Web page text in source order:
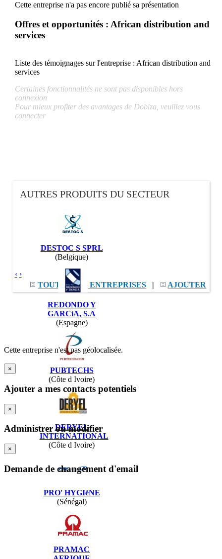
Cette entreprise n'a pas encore publié sa présentation
Offres et opportunités : African distribution and
services
Liste des témoignages sur l'entreprise : African distribution and
services
Certaines fonctionnalités ne sont pas disponibles hors
connexion
Pour mieux profiter des avantages de Dobiza, veuillez vous
connecter
AUTRES PRODUITS DU SECTEUR
DESTOC S SPRL
(Belgique)
REDONDO Y
GARCíA, S.A
(Espagne)
PUBTECHS
(Côte d Ivoire)
DERYEL
INTERNATIONAL
(Côte d Ivoire)
PRO' HYGIèNE
(Sénégal)
PRAMAC
TOUTES LES ENTREPRISES | AJOUTER
‹ ›
Cette entreprise n'est pas géolocalisée.
×
Ajouter a mes contacts potentiels
×
Administrer ou modifier
×
Demande de changement d'email